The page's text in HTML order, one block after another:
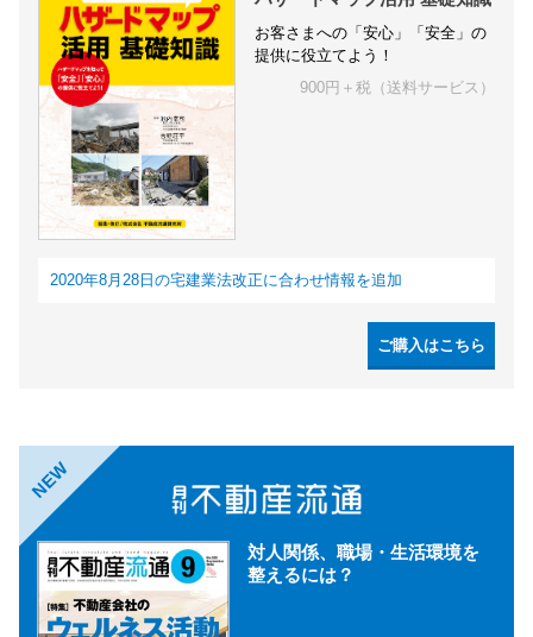
お客さまへの「安心」「安全」の
提供に役立てよう！
900円＋税（送料サービス）
2020年8月28日の宅建業法改正に合わせ情報を追加
ご購入はこちら
NEW
対人関係、職場・生活環境を
整えるには？